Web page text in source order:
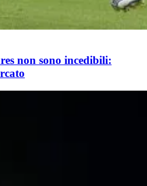
non sono incedibili: